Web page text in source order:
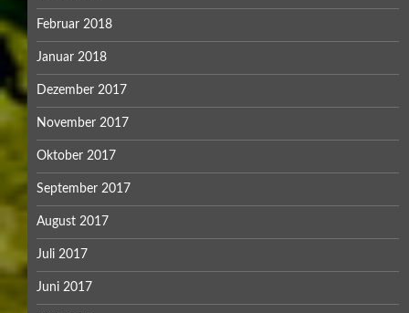
Februar 2018
Januar 2018
Dezember 2017
November 2017
Oktober 2017
September 2017
August 2017
Juli 2017
Juni 2017